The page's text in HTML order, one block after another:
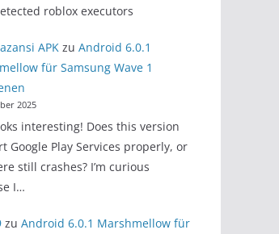
roblox executors
APKzu Android 6.0.1
für Samsung Wave 1
2025
interesting! Does this version
Google Play Services properly, or
still crashes? I’m curious
I…
zu Android 6.0.1 Marshmellow für